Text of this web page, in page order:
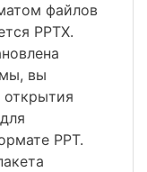
файлов
PPTX.
вы
открытия
PPT.